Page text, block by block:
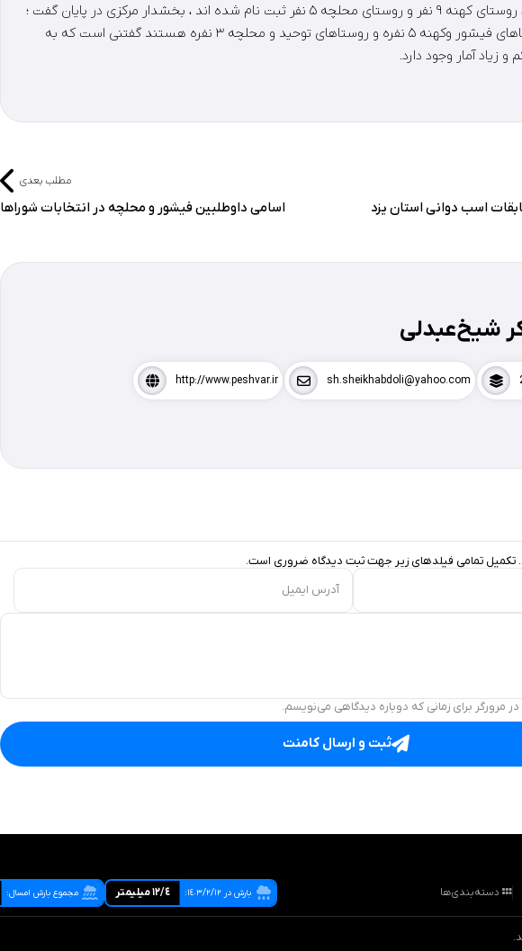
۴نفر، روستای فیشور ۹ نفر ، روستای کهنه ۹ نفر و روستای محلچه ۵ نفر ثبت نام شده اند ، بخشدار مرکزی در پایان گفت ؛
اعضای شورای اسلامی روستاهای فیشور وکهنه ۵ نفره و روستاهای توحید و محلچه ۳ نفره هستند گفتنی است که به
زیاد آمار وجود دارد.
اسب دوانی استان یزد
مطلب بعدی
اسامی داوطلبین فیشور و محلچه در انتخابات شوراها
شیخ‌عبدلی
sh.sheikhabdoli@yahoo.com
http://www.peshvar.ir
تکمیل تمامی فیلد‌های زیر جهت ثبت دیدگاه ضروری است.
آدرس ایمیل
مرورگر برای زمانی که دوباره دیدگاهی می‌نویسم.
ثبت و ارسال کامنت
دسته‌بندی‌ها بارش در ١٤٠٣/٢/١٢: ١٢/٤ ميليمتر مجموع بارش امسال: